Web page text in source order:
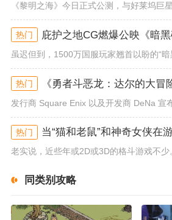
热门
热门
热门 当“猫和老鼠”和神奇女侠在
同类别攻略